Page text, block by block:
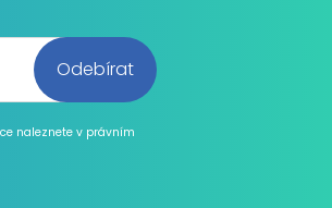
naleznete v právním